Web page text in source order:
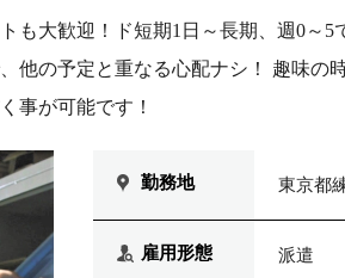
も大歓迎！ド短期1日～長期、週0～
他の予定と重なる心配ナシ！ 趣味
事が可能です！
勤務地 東京都
雇用形態 派遣